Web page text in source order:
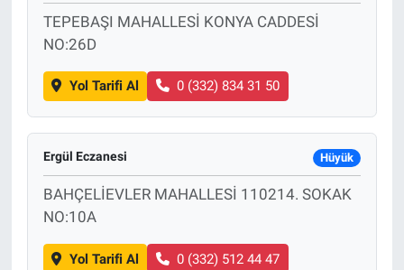
TEPEBAŞI MAHALLESİ KONYA CADDESİ
NO:26D
Yol Tarifi Al 0 (332) 834 31 50
Ergül Eczanesi Hüyük
BAHÇELİEVLER MAHALLESİ 110214. SOKAK
NO:10A
Yol Tarifi Al 0 (332) 512 44 47